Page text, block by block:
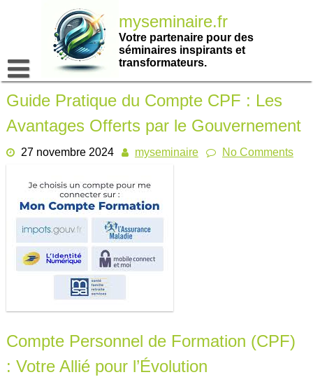
myseminaire.fr
Votre partenaire pour des
séminaires inspirants et
transformateurs.
Guide Pratique du Compte CPF : Les
Avantages Offerts par le Gouvernement
27 novembre 2024 myseminaire No Comments
Compte Personnel de Formation (CPF)
: Votre Allié pour l’Évolution